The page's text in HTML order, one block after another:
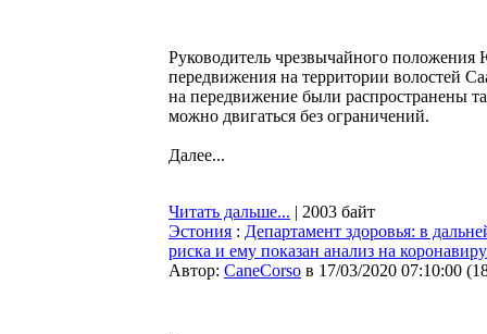
Руководитель чрезвычайного положения
передвижения на территории волостей
на передвижение были распространены
можно двигаться без ограничений.
Далее...
Читать дальше... | 2003 байт
Эстония : Департамент здоровья: в
риска и ему показан анализ на
Автор: CaneCorso в 17/03/2020 07:10:00 (